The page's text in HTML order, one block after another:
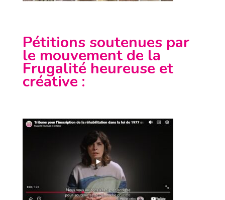
Pétitions soutenues par
le mouvement de la
Frugalité heureuse et
créative :